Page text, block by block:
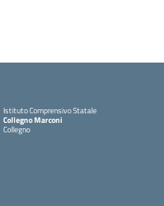
Istituto Comprensivo Statale
Collegno Marconi
Collegno